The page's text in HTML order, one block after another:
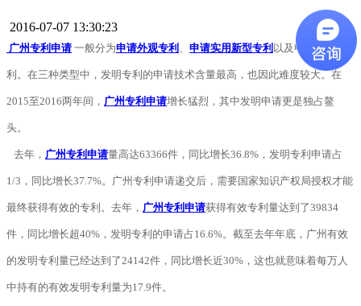
2016-07-07 13:30:23
广州专利申请 一般分为申请外观专利 申请实用新型专利以及申请发明专
利。在三种类型中，发明专利的申请技术含量最高，也因此难度较大。在
2015至2016两年间， 广州专利申请增长猛烈，其中发明申请更是独占鳌
头。
去年， 广州专利申请量高达63366件，同比增长36.8%，发明专利申请占
1/3，同比增长37.7%。广州专利申请递交后，需要国家知识产权局授权才能
最终获得有效的专利。去年， 广州专利申请获得有效专利量达到了39834
件，同比增长超40%，发明专利的申请占16.6%。截至去年年底，广州有效
的发明专利量已经达到了24142件，同比增长近30%，这也就意味着每万人
中持有的有效发明专利量为17.9件。